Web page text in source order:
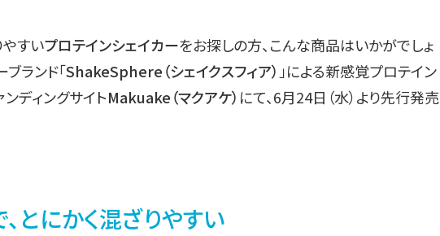
すいプロテインシェイカーをお探しの方、こんな商品はいかがでしょ
ランド「ShakeSphere（シェイクスフィア）」による新感覚プロテイン
ンディングサイトMakuake（マクアケ） にて、6月24日（水）より先行発売
とにかく混ざりやすい